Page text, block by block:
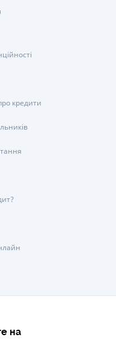
кредити
на